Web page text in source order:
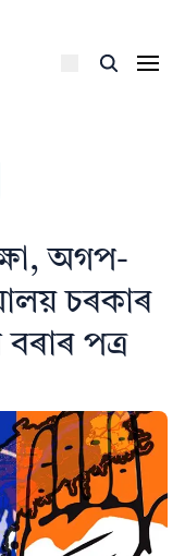
অগপ-
চৰকাৰ
পত্ৰ